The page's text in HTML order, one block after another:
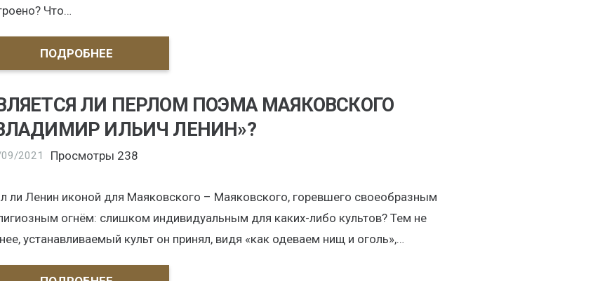
Что…
ПОДРОБНЕЕ
ЛИ ПЕРЛОМ ПОЭМА МАЯКОВСКОГО
ИЛЬИЧ ЛЕНИН»?
2021 Просмотры 238
ли Ленин иконой для Маяковского – Маяковского, горевшего своеобразным
огнём: слишком индивидуальным для каких-либо культов? Тем не
устанавливаемый культ он принял, видя «как одеваем нищ и оголь»,…